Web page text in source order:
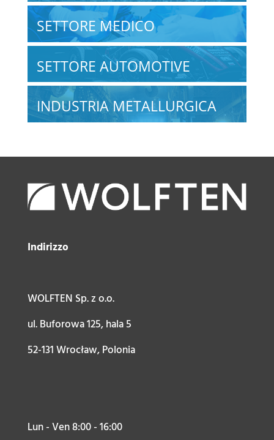
SETTORE MEDICO
SETTORE AUTOMOTIVE
INDUSTRIA METALLURGICA
Indirizzo
WOLFTEN Sp. z o.o.
ul. Buforowa 125, hala 5
52-131 Wrocław, Polonia
Lun - Ven 8:00 - 16:00